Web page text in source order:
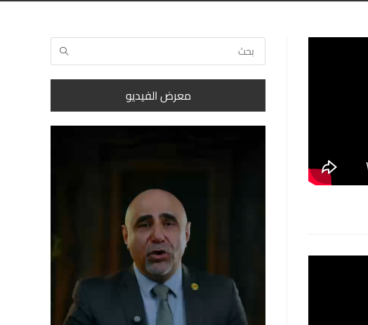
معرض الفيديو